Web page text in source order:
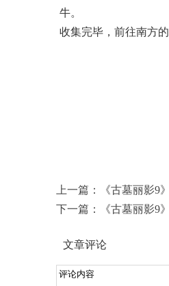
牛。
收集完毕，前往南方
上一篇：
《古墓丽影9
下一篇：
《古墓丽影9
文章评论